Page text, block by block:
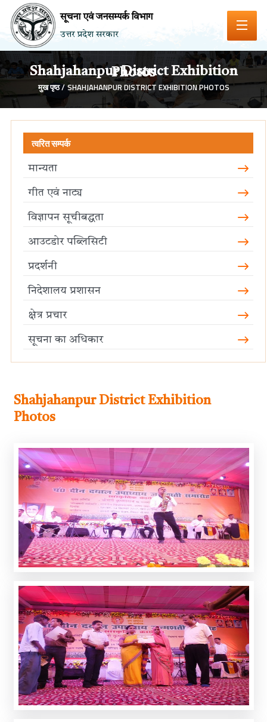
सूचना एवं जनसम्पर्क विभाग
उत्तर प्रदेश सरकार
Shahjahanpur District Exhibition Photos
मुख पृष्ठ / SHAHJAHANPUR DISTRICT EXHIBITION PHOTOS
त्वरित सम्पर्क
मान्यता
गीत एवं नाट्य
विज्ञापन सूचीबद्धता
आउटडोर पब्लिसिटी
प्रदर्शनी
निदेशालय प्रशासन
क्षेत्र प्रचार
सूचना का अधिकार
Shahjahanpur District Exhibition
Photos